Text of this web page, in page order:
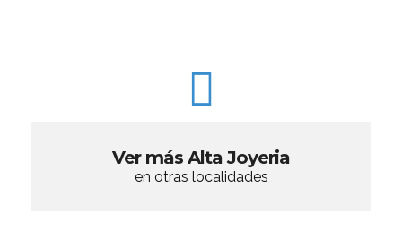
Ver más Alta Joyeria
en otras localidades